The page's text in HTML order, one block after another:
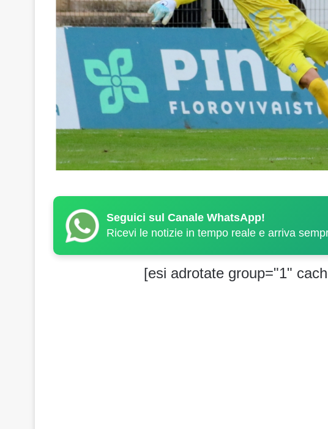
Seguici sul Canale WhatsApp!
Ricevi le notizie in tempo reale e arriva
[esi adrotate group="1"